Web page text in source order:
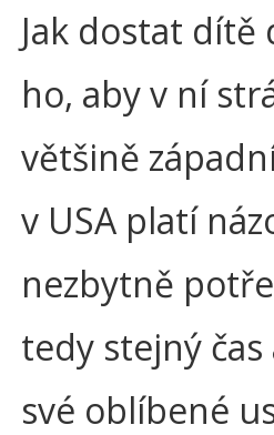
Jak dostat
ho, aby v ní
většině
v USA platí
nezbytně
tedy stejný
své oblíbené